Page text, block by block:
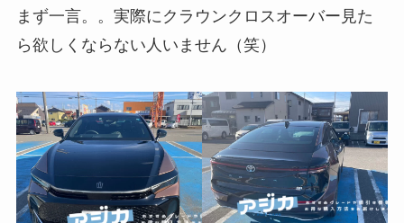
まず一言。。実際にクラウンクロスオーバー見た
ら欲しくならない人いません（笑）